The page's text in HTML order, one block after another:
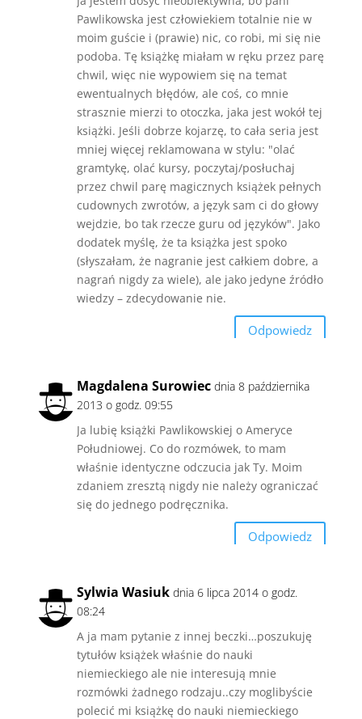
Pawlikowska jest człowiekiem totalnie nie w
moim guście i (prawie) nic, co robi, mi się nie
podoba. Tę książkę miałam w ręku przez parę
chwil, więc nie wypowiem się na temat
ewentualnych błędów, ale coś, co mnie
strasznie mierzi to otoczka, jaka jest wokół tej
książki. Jeśli dobrze kojarzę, to cała seria jest
mniej więcej reklamowana w stylu: "olać
gramtykę, olać kursy, poczytaj/posłuchaj
przez chwil parę magicznych książek pełnych
cudownych zwrotów, a język sam ci do głowy
wejdzie, bo tak rzecze guru od języków". Jako
dodatek myślę, że ta książka jest spoko
(słyszałam, że nagranie jest całkiem dobre, a
nagrań nigdy za wiele), ale jako jedyne źródło
wiedzy – zdecydowanie nie.
Odpowiedz
Magdalena Surowiec dnia 8 października
2013 o godz. 09:55
Ja lubię książki Pawlikowskiej o Ameryce
Południowej. Co do rozmówek, to mam
właśnie identyczne odczucia jak Ty. Moim
zdaniem zresztą nigdy nie należy ograniczać
się do jednego podręcznika.
Odpowiedz
Sylwia Wasiuk dnia 6 lipca 2014 o godz.
08:24
A ja mam pytanie z innej beczki…poszukuję
tytułów książek właśnie do nauki
niemieckiego ale nie interesują mnie
rozmówki żadnego rodzaju..czy moglibyście
polecić mi książkę do nauki niemieckiego